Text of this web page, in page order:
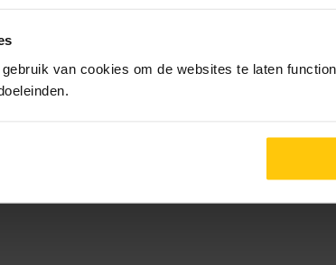
van cookies om de websites te laten